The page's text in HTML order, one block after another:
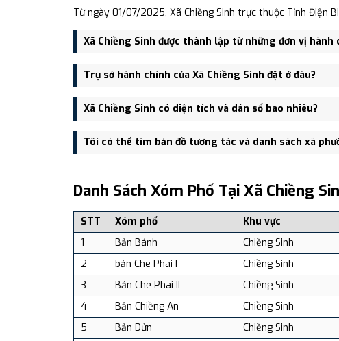
Từ ngày 01/07/2025, Xã Chiềng Sinh trực thuộc Tỉnh Điện
Xã Chiềng Sinh được thành lập từ những đơn vị hành
Xã Chiềng Sinh được thành lập trên cơ sở sáp nhập Xã Nà
Trụ sở hành chính của Xã Chiềng Sinh đặt ở đâu?
Trụ sở hành chính mới của Xã Chiềng Sinh đặt tại Trụ sở
tiện giao thông.
Xã Chiềng Sinh có diện tích và dân số bao nhiêu?
Xã Chiềng Sinh có Diện tích: 218.01 km², Dân số: 15,371
Tôi có thể tìm bản đồ tương tác và danh sách xã
dịch vụ và du lịch uy tín tại Việt Nam.
Danh Sách Xóm Phố Tại Xã Chiềng
STT Xóm phố Khu vực
1
Bản Bánh Chiềng Sinh
2
bản Che Phai I Chiềng Sinh
3
Bản Che Phai II Chiềng Sinh
4
Bản Chiềng An Chiềng Sinh
5
Bản Dửn Chiềng Sinh